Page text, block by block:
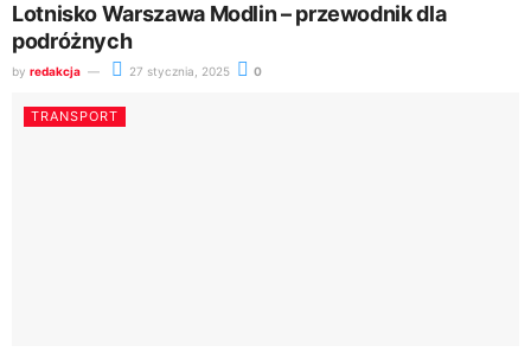
Lotnisko Warszawa Modlin – przewodnik dla
podróżnych
by redakcja 27 stycznia, 2025 0
TRANSPORT